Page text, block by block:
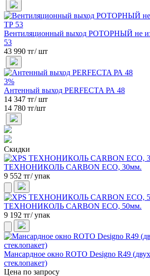
Вентиляционный выход РОТОРНЫЙ не
53
43 990 тг/ шт
3%
Антенный выход PERFECTA РА 48
14 347 тг/ шт
14 780 тг/шт
Скидки
ТЕХНОНИКОЛЬ CARBON ECO, 30мм.
9 552 тг/ упак
ТЕХНОНИКОЛЬ CARBON ECO, 50мм.
9 192 тг/ упак
Мансардное окно ROTO Designo R49
стеклопакет)
Цена по запросу